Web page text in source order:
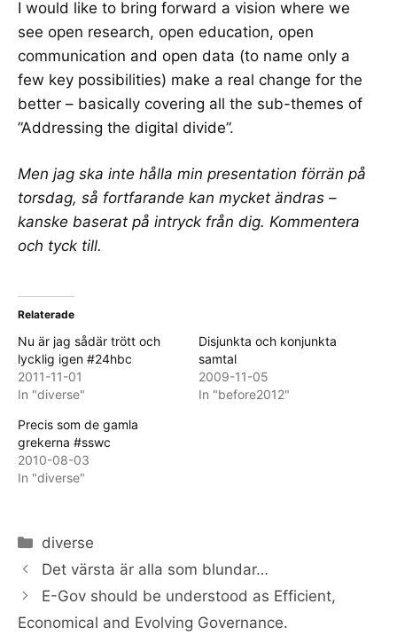
I would like to bring forward a vision where we
see open research, open education, open
communication and open data (to name only a
few key possibilities) make a real change for the
better – basically covering all the sub-themes of
”Addressing the digital divide”.
Men jag ska inte hålla min presentation förrän på
torsdag, så fortfarande kan mycket ändras –
kanske baserat på intryck från dig. Kommentera
och tyck till.
Relaterade
Nu är jag sådär trött och
lycklig igen #24hbc
2011-11-01
In "diverse"
Disjunkta och konjunkta
samtal
2009-11-05
In "before2012"
Precis som de gamla
grekerna #sswc
2010-08-03
In "diverse"
Categories
diverse
Det värsta är alla som blundar…
E-Gov should be understood as Efficient,
Economical and Evolving Governance.